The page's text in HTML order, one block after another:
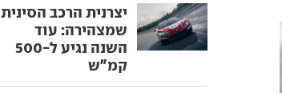
יצרנית הרכב הסינית
שמצהירה: עוד
השנה נגיע ל-500
קמ"ש